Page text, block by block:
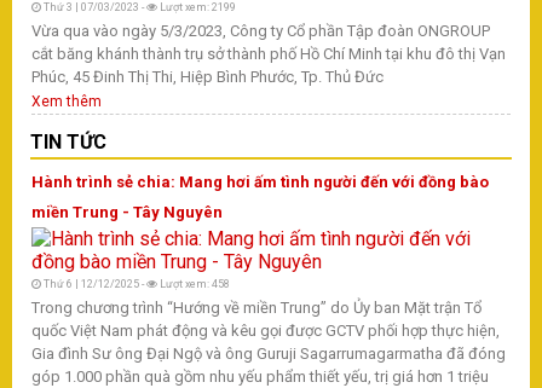
Thứ 3 | 07/03/2023 - Lượt xem: 2199
Vừa qua vào ngày 5/3/2023, Công ty Cổ phần Tập đoàn ONGROUP
cắt băng khánh thành trụ sở thành phố Hồ Chí Minh tại khu đô thị Vạn
Phúc, 45 Đinh Thị Thi, Hiệp Bình Phước, Tp. Thủ Đức
Xem thêm
TIN TỨC
Hành trình sẻ chia: Mang hơi ấm tình người đến với đồng bào
miền Trung - Tây Nguyên
Thứ 6 | 12/12/2025 - Lượt xem: 458
Trong chương trình “Hướng về miền Trung” do Ủy ban Mặt trận Tổ
quốc Việt Nam phát động và kêu gọi được GCTV phối hợp thực hiện,
Gia đình Sư ông Đại Ngộ và ông Guruji Sagarrumagarmatha đã đóng
góp 1.000 phần quà gồm nhu yếu phẩm thiết yếu, trị giá hơn 1 triệu